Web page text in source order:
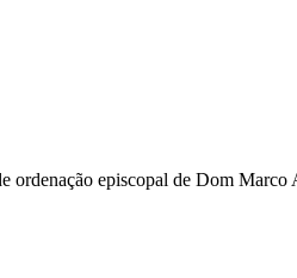
ordenação episcopal de Dom